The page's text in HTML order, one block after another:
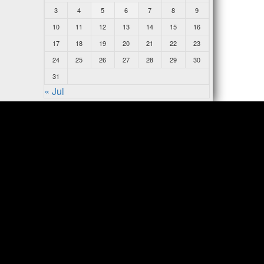
3
4 5 6 7 8
9
10
11 12 13 14 15
16
17
18 19 20 21 22
23
24
25 26 27 28 29
30
31
« Jul